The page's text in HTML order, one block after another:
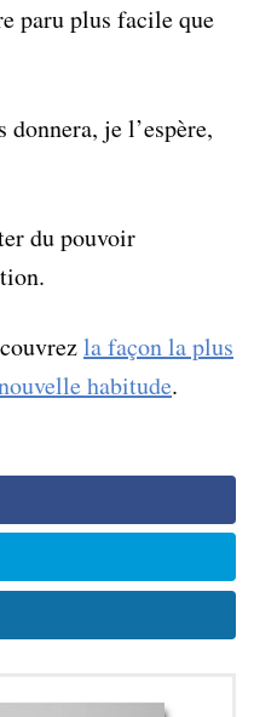
paru plus facile que
je l’espère,
du pouvoir
la façon la plus
habitude.